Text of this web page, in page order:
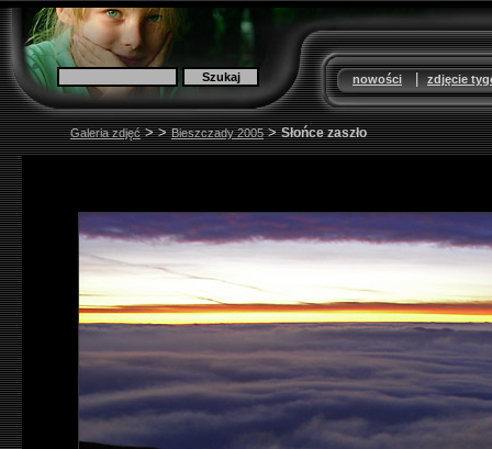
nowości|zdjęcie
Galeria zdjęć>>Bieszczady 2005>Słońce zaszło